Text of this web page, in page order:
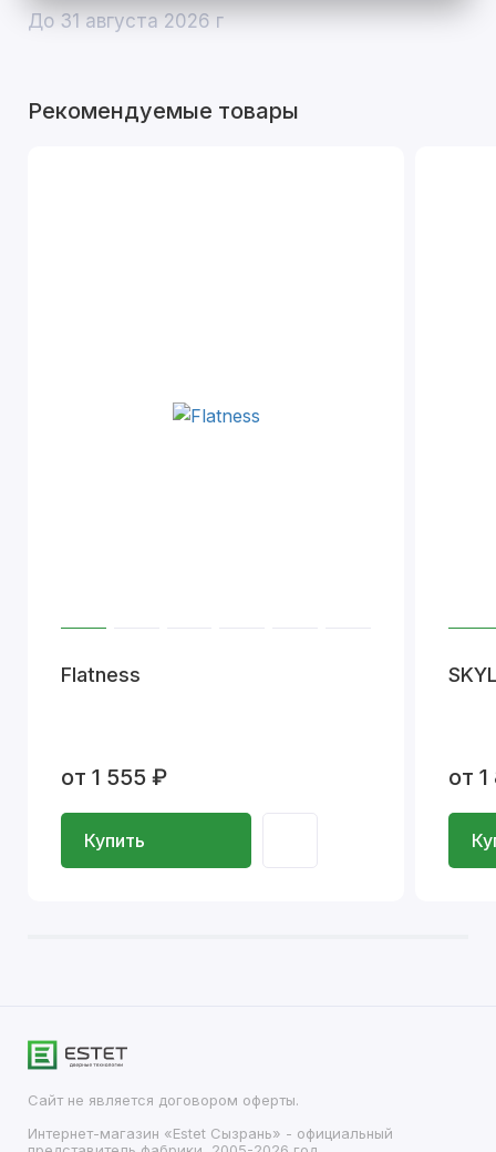
До 31 августа 2026 г
Рекомендуемые товары
Flatness
от 1 555 ₽
Купить
от
Сайт не является договором оферты.
Интернет-магазин «Estet Сызрань» - официальный